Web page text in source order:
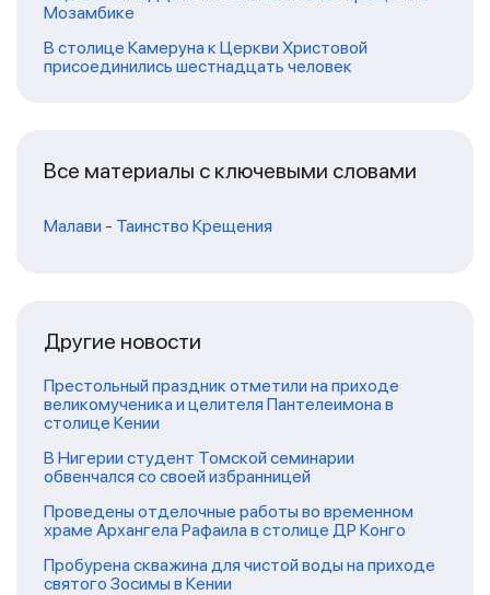
Мозамбике
В столице Камеруна к Церкви Христовой
присоединились шестнадцать человек
Все материалы с ключевыми словами
Малави - Таинство Крещения
Другие новости
Престольный праздник отметили на приходе
великомученика и целителя Пантелеимона в
столице Кении
В Нигерии студент Томской семинарии
обвенчался со своей избранницей
Проведены отделочные работы во временном
храме Архангела Рафаила в столице ДР Конго
Пробурена скважина для чистой воды на приходе
святого Зосимы в Кении